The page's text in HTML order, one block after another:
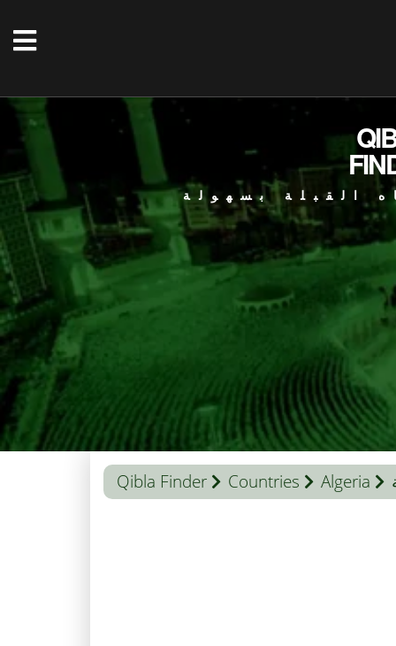
القبلة بسهولة
Qibla Finder Countries Algeria